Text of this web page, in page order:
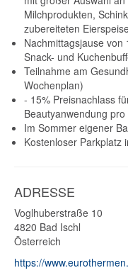
Milchprodukten,
zubereiteten
Nachmittagsjause
Snack- und
Teilnahme am
Wochenplan)
- 15% Preisnachlass
Beautyanwendung
Im Sommer eigener
Kostenloser Parkplatz
ADRESSE
Voglhuberstraße 10
4820 Bad Ischl
Österreich
https://